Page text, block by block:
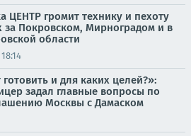
ЦЕНТР громит технику и пехоту
за Покровском, Мирноградом и в
области
18:14
и для каких целей?»:
задал главные вопросы по
Москвы с Дамаском